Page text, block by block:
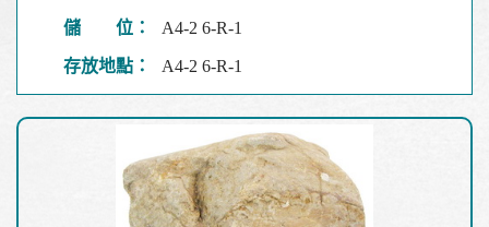
儲 位： A4-2 6-R-1
存放地點： A4-2 6-R-1